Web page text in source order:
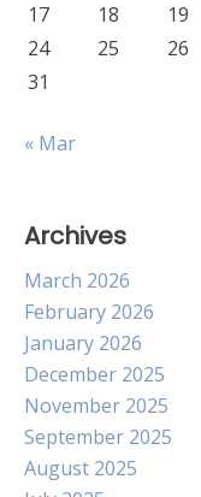
17
18 19
24
25 26
31
« Mar
Archives
March 2026
February 2026
January 2026
December 2025
November 2025
September 2025
August 2025